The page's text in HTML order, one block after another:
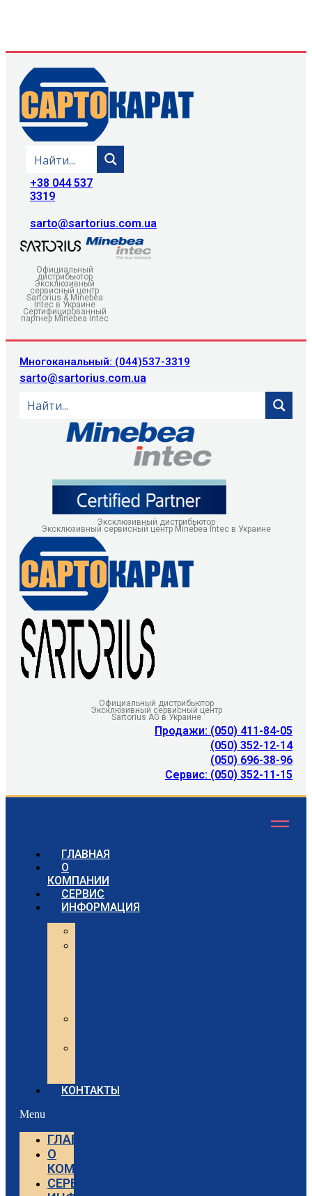
+38 044 537
3319
sarto@sartorius.com.ua
Официальный
дистрибьютор
Эксклюзивный
сервисный центр
Sartorius & Minebea
Intec в Украине
Сертифицированный
партнер Minebea Intec
Многоканальный: (044)537-3319
sarto@sartorius.com.ua
Эксклюзивный дистрибьютор
Эксклюзивный сервисный центр Minebea Intec в Украине
Официальный дистрибьютор
Эксклюзивный сервисный центр
Sartorius AG в Украине
Продажи: (050) 411-84-05
(050) 352-12-14
(050) 696-38-96
Сервис: (050) 352-11-15
ГЛАВНАЯ
О
КОМПАНИИ
СЕРВИС
ИНФОРМАЦИЯ
КОНТАКТЫ
Menu
ГЛАВНАЯ
О
КОМПАНИИ
СЕРВИС